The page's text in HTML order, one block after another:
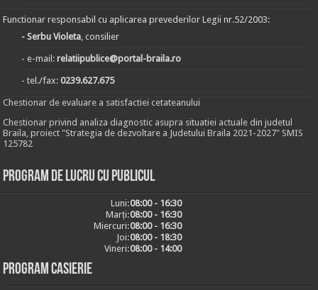
Functionar responsabil cu aplicarea prevederilor Legii nr.52/2003:
- Serbu Violeta, consilier
- e-mail:relatiipublice@portal-braila.ro
- tel./fax:0239.627.675
Chestionar de evaluare a satisfactiei cetateanului
Chestionar privind analiza diagnostic asupra situatiei actuale din judetul
Braila, proiect "Strategia de dezvoltare a Judetului Braila 2021-2027" SMIS
125782
Program de lucru cu publicul
Luni:08:00 - 16:30
Marți:08:00 - 16:30
Miercuri:08:00 - 16:30
Joi:08:00 - 18:30
Vineri:08:00 - 14:00
Program casierie